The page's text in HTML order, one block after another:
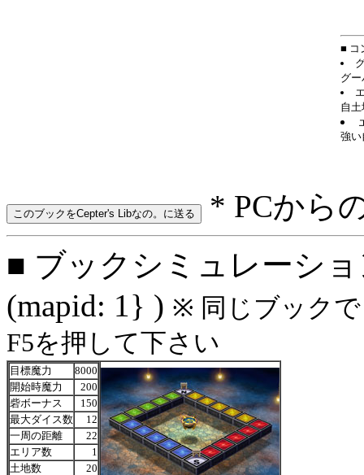
■ コ
グ
自
強
* PCから
■ ブックシミュレーシ
(mapid: 1} ) ※ 同じブック
F5を押して下さい
目標魔力
8000
開始時魔力
200
砦ボーナス
150
最大ダイス数
12
一周の距離
22
エリア数
1
土地数
20